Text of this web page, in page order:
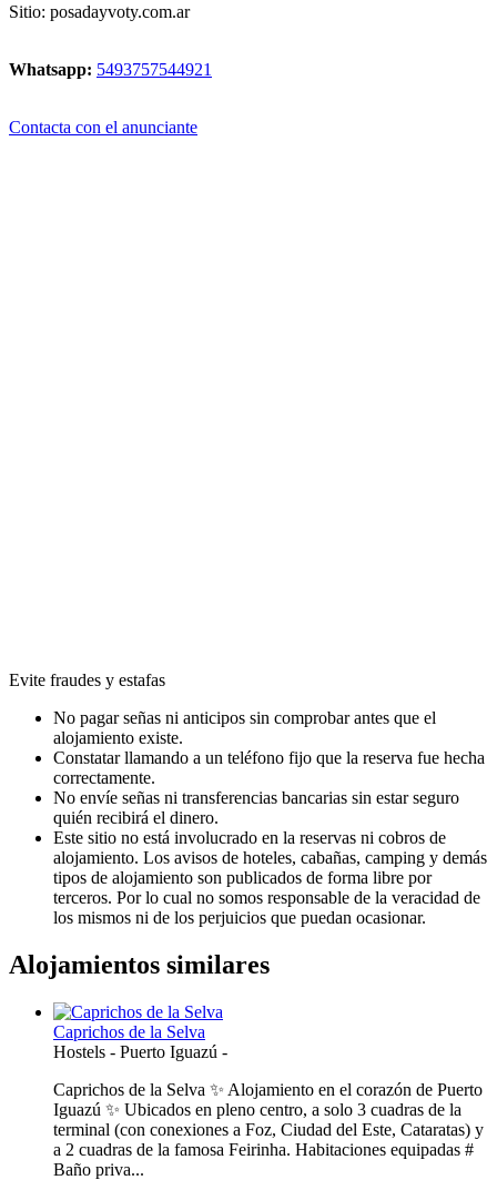
Sitio: posadayvoty.com.ar
Whatsapp: 5493757544921
Contacta con el anunciante
Evite fraudes y estafas
No pagar señas ni anticipos sin comprobar antes que el
alojamiento existe.
Constatar llamando a un teléfono fijo que la reserva fue hecha
correctamente.
No envíe señas ni transferencias bancarias sin estar seguro
quién recibirá el dinero.
Este sitio no está involucrado en la reservas ni cobros de
alojamiento. Los avisos de hoteles, cabañas, camping y demás
tipos de alojamiento son publicados de forma libre por
terceros. Por lo cual no somos responsable de la veracidad de
los mismos ni de los perjuicios que puedan ocasionar.
Alojamientos similares
Caprichos de la Selva
Hostels - Puerto Iguazú -
Caprichos de la Selva ✨ Alojamiento en el corazón de Puerto
Iguazú ✨ Ubicados en pleno centro, a solo 3 cuadras de la
terminal (con conexiones a Foz, Ciudad del Este, Cataratas) y
a 2 cuadras de la famosa Feirinha. Habitaciones equipadas #
Baño priva...